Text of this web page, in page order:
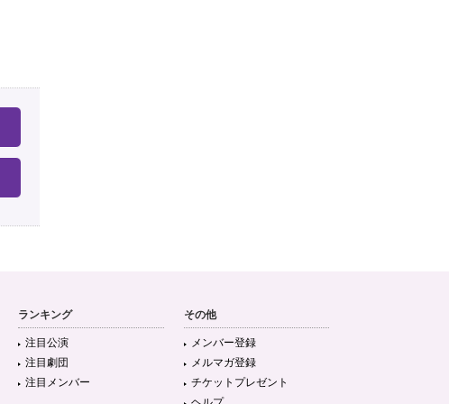
ランキング
注目公演
注目劇団
注目メンバー
その他
メンバー登録
メルマガ登録
チケットプレゼント